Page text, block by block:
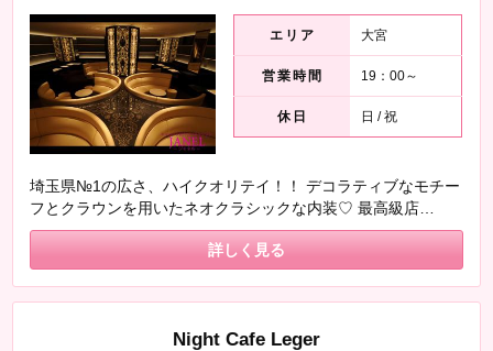
エリア 大宮
営業時間 19：00～
休日 日 / 祝
埼玉県№1の広さ、ハイクオリテイ！！ デコラティブなモチー
フとクラウンを用いたネオクラシックな内装♡ 最高級店
「Club Lalah」のキャストというステータス。 ヘアメイクア
ップアーティスト、スタイリスト、ソムリエ、コンセルジ
ュ・・・ お姫様のような待遇でお仕事ができます。 ララァは
詳しく見る
Night Cafe Leger